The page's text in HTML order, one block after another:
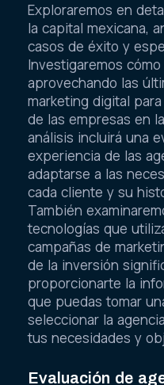
Exploraremos en
la capital mexicana,
casos de éxito y
Investigaremos
aprovechando las
marketing digital
de las empresas en
análisis incluirá una
experiencia de las
adaptarse a las
cada cliente y su
También
tecnologías que
campañas de
de la inversión
proporcionarte la
que puedas tomar
seleccionar la
tus necesidades y
Evaluación de